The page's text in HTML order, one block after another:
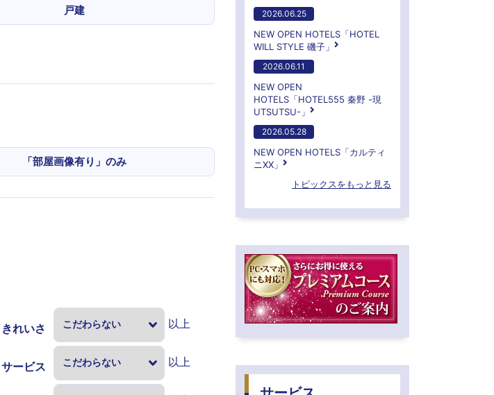
戸建
「部屋画像有り」のみ
きれいさ 以上
サービス 以上
2026.06.25
NEW OPEN HOTELS「HOTEL
WILL STYLE 磯子」
2026.06.11
NEW OPEN
HOTELS「HOTEL555 秦野 -現
UTSUTSU-」
2026.05.28
NEW OPEN HOTELS「カルティ
ニXX」
トピックスをもっと見る